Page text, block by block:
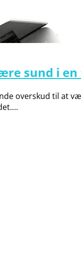
sund i
overskud til at